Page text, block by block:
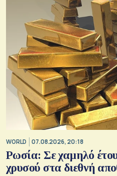
WORLD 07.08.2026, 20:18
Ρωσία: Σε χαμηλό
χρυσού στα διεθνή